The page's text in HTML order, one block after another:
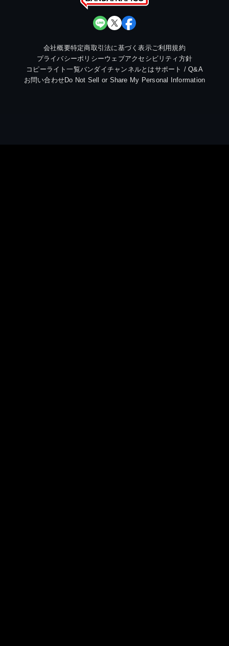
会社概要特定商取引法に基づく表示ご利用規約
プライバシーポリシーウェブアクセシビリティ方針
コピーライト一覧バンダイチャンネルとはサポート / Q&A
お問い合わせDo Not Sell or Share My Personal Information